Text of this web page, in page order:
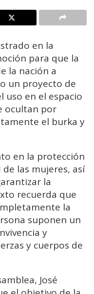
en la
para que la
la nación a
un proyecto de
uso en el espacio
ocultan por
el burka y
en la protección
las mujeres, así
la
recuerda que
la
suponen un
y
y cuerpos de
José